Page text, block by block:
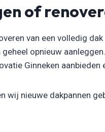
of
van een volledig
opnieuw
Ginneken
wij nieuwe dakpannen